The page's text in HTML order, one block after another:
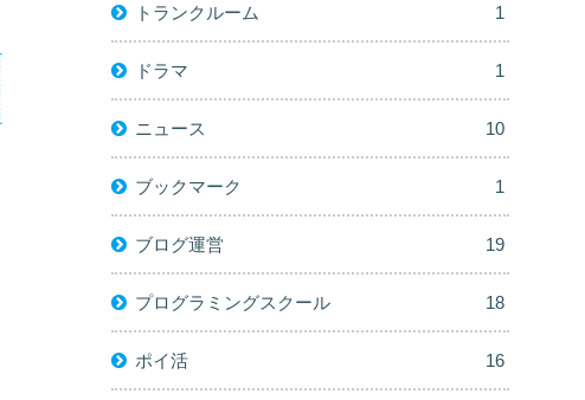
トランクルーム 1
ドラマ 1
ニュース 10
ブックマーク 1
ブログ運営 19
プログラミングスクール 18
ポイ活 16